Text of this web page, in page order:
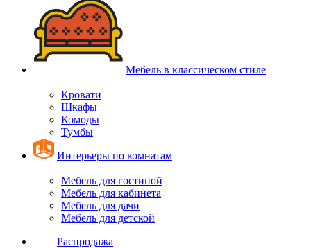
Мебель в классическом стиле
Кровати
Шкафы
Комоды
Тумбы
Интерьеры по комнатам
Мебель для гостиной
Мебель для кабинета
Мебель для дачи
Мебель для детской
Распродажа